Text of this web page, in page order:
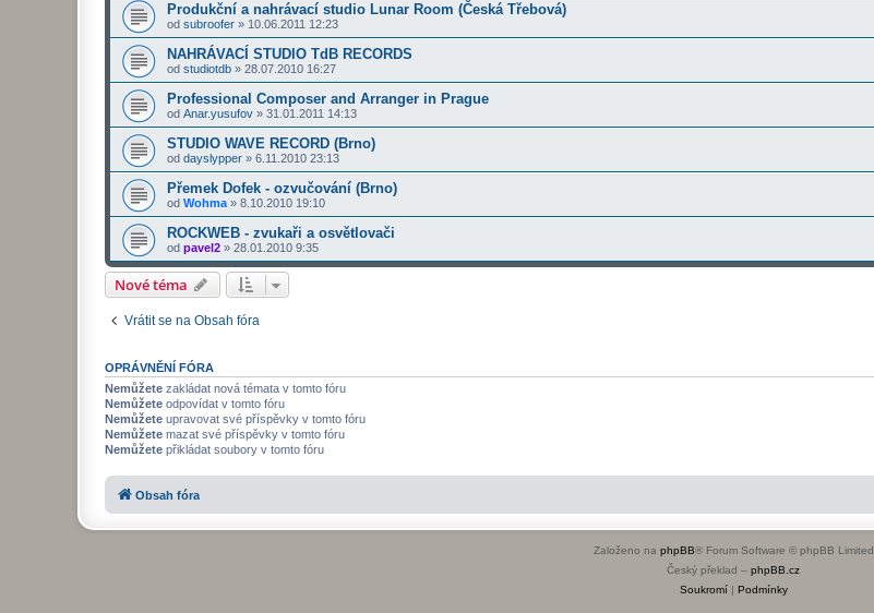
Produkční a nahrávací studio Lunar Room (Česká Třebová)
od subroofer » 10.06.2011 12:23
NAHRÁVACÍ STUDIO TdB RECORDS
od studiotdb » 28.07.2010 16:27
Professional Composer and Arranger in Prague
od Anar.yusufov » 31.01.2011 14:13
STUDIO WAVE RECORD (Brno)
od dayslypper » 6.11.2010 23:13
Přemek Dofek - ozvučování (Brno)
od Wohma » 8.10.2010 19:10
ROCKWEB - zvukaři a osvětlovači
od pavel2 » 28.01.2010 9:35
Nové téma
Vrátit se na Obsah fóra
OPRÁVNĚNÍ FÓRA
Nemůžete zakládat nová témata v tomto fóru
Nemůžete odpovídat v tomto fóru
Nemůžete upravovat své příspěvky v tomto fóru
Nemůžete mazat své příspěvky v tomto fóru
Nemůžete přikládat soubory v tomto fóru
Obsah fóra
Založeno na phpBB® Forum Software © phpBB Limited
Český překlad – phpBB.cz
Soukromí| Podmínky